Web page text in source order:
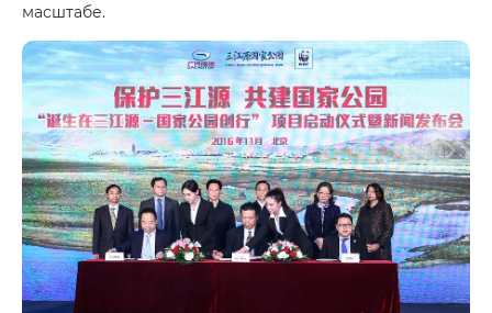
масштабе.